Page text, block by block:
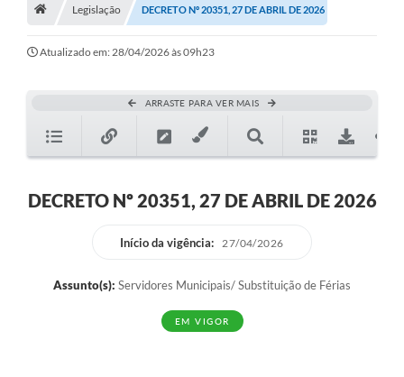
A História
Galeria de Fotos
Arquivos para Download
Legislação DECRETO Nº 20351, 27 DE ABRIL DE 2026
Atualizado em: 28/04/2026 às 09h23
ARRASTE PARA VER MAIS
DECRETO Nº 20351, 27 DE ABRIL DE 2026
Início da vigência: 27/04/2026
Assunto(s): Servidores Municipais/ Substituição de Férias
EM VIGOR